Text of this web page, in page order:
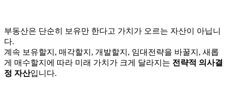
부동산은 단순히 보유만 한다고 가치가 오르는 자산이 아닙니
다.
계속 보유할지, 매각할지, 개발할지, 임대전략을 바꿀지, 새롭
게 매수할지에 따라 미래 가치가 크게 달라지는 전략적 의사결
정 자산입니다.